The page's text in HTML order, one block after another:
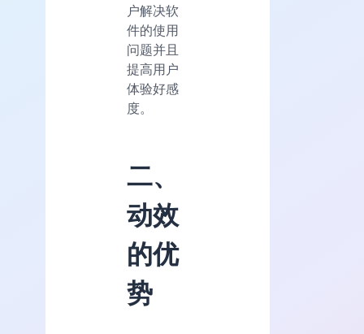
户解决软
件的使用
问题并且
提高用户
体验好感
度。
二、
动效
的优
势